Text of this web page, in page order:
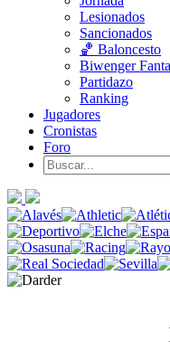
Lesionados
Sancionados
🏀 Baloncesto
Biwenger
Partidazo
Ranking
Jugadores
Cronistas
Foro